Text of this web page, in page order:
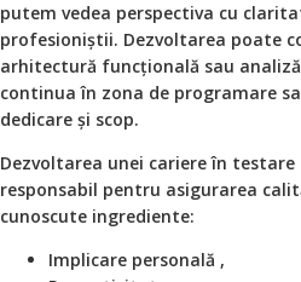
putem vedea perspectiva cu
profesioniștii. Dezvoltarea poate
arhitectură funcțională sau
continua în zona de programare
dedicare și scop.
Dezvoltarea unei cariere în
responsabil pentru asigurarea
cunoscute ingrediente:
Implicare personală ,